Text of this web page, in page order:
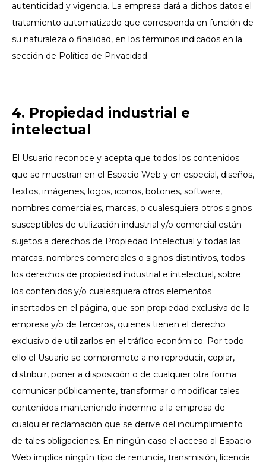
autenticidad y vigencia. La empresa dará a dichos datos el
tratamiento automatizado que corresponda en función de
su naturaleza o finalidad, en los términos indicados en la
sección de Política de Privacidad.
4. Propiedad industrial e
intelectual
El Usuario reconoce y acepta que todos los contenidos
que se muestran en el Espacio Web y en especial, diseños,
textos, imágenes, logos, iconos, botones, software,
nombres comerciales, marcas, o cualesquiera otros signos
susceptibles de utilización industrial y/o comercial están
sujetos a derechos de Propiedad Intelectual y todas las
marcas, nombres comerciales o signos distintivos, todos
los derechos de propiedad industrial e intelectual, sobre
los contenidos y/o cualesquiera otros elementos
insertados en el página, que son propiedad exclusiva de la
empresa y/o de terceros, quienes tienen el derecho
exclusivo de utilizarlos en el tráfico económico. Por todo
ello el Usuario se compromete a no reproducir, copiar,
distribuir, poner a disposición o de cualquier otra forma
comunicar públicamente, transformar o modificar tales
contenidos manteniendo indemne a la empresa de
cualquier reclamación que se derive del incumplimiento
de tales obligaciones. En ningún caso el acceso al Espacio
Web implica ningún tipo de renuncia, transmisión, licencia